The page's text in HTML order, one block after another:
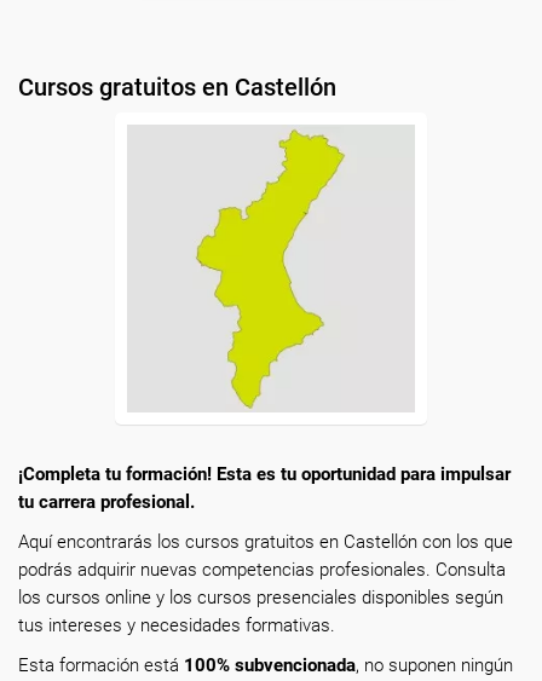
Cursos gratuitos en Castellón
¡Completa tu formación! Esta es tu oportunidad para impulsar
tu carrera profesional.
Aquí encontrarás los cursos gratuitos en Castellón con los que
podrás adquirir nuevas competencias profesionales. Consulta
los cursos online y los cursos presenciales disponibles según
tus intereses y necesidades formativas.
Esta formación está 100% subvencionada, no suponen ningún